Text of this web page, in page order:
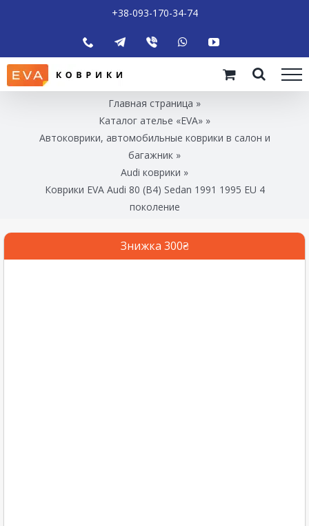
+38-093-170-34-74
Главная страница »
Каталог ателье «EVA» »
Автоковрики, автомобильные коврики в салон и
багажник »
Audi коврики »
Коврики EVA Audi 80 (B4) Sedan 1991 1995 EU 4
поколение
Знижка 300₴